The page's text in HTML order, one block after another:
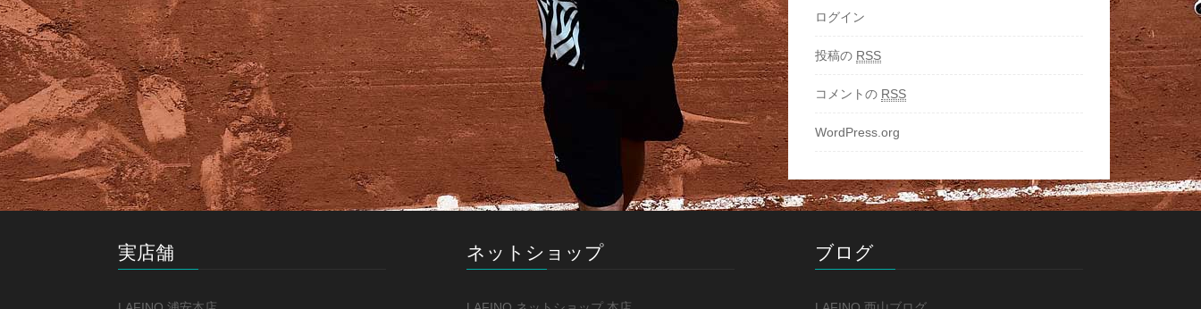
ログイン
投稿の RSS
コメントの RSS
WordPress.org
実店舗 ネットショップ ブログ